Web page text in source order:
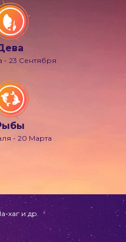
- 23 Сентября
- 20 Марта
хаг и др.